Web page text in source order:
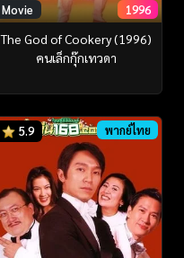
Movie 1996
The God of Cookery (1996)
คนเล็กกุ๊กเทวดา
5.9 พากย์ไทย